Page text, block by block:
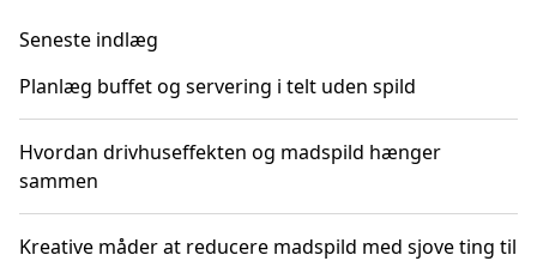
Seneste indlæg
Planlæg buffet og servering i telt uden spild
Hvordan drivhuseffekten og madspild hænger
sammen
Kreative måder at reducere madspild med sjove ting til